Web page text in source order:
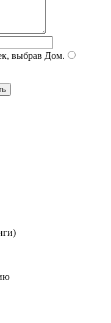
выбрав Дом.